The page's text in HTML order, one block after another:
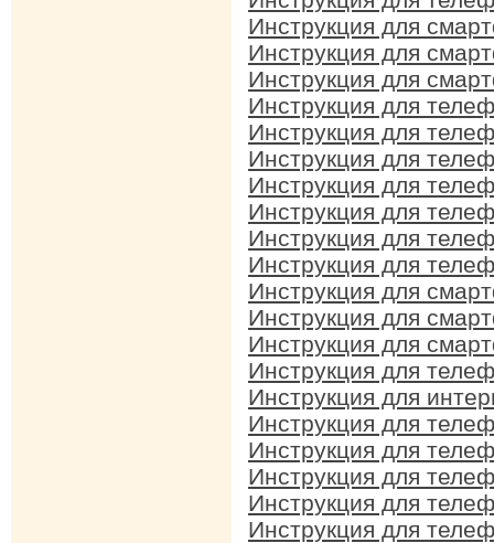
Инструкция для
Инструкция для
Инструкция для
Инструкция для
Инструкция для
Инструкция для
Инструкция для
Инструкция для
Инструкция для
Инструкция для
Инструкция для
Инструкция для
Инструкция для
Инструкция для
Инструкция для
Инструкция для
Инструкция для
Инструкция для
Инструкция для
Инструкция для